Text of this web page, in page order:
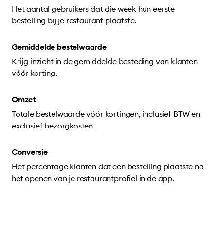
Het aantal gebruikers dat die week hun eerste
bestelling bij je restaurant plaatste.
Gemiddelde bestelwaarde
Krijg inzicht in de gemiddelde besteding van klanten
vóór korting.
Omzet
Totale bestelwaarde vóór kortingen, inclusief BTW en
exclusief bezorgkosten.
Conversie
Het percentage klanten dat een bestelling plaatste na
het openen van je restaurantprofiel in de app.